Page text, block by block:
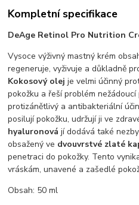
Kompletní specifikace
DeAge Retinol Pro Nutrition
Vysoce výživný mastný krém
regeneruje, vyživuje a důkladně
Kokosový olej je velmi účinný
pokožku a řeší problém nežádoucí
protizánětlivý a antibakteriální
posilují pokožku, udržují ji ve
hyaluronová jí dodává také
obsažený ve dvouvrstvé zlaté
penetraci do pokožky. Tento
vráskám, unavené a zašedlé
Obsah: 50 ml